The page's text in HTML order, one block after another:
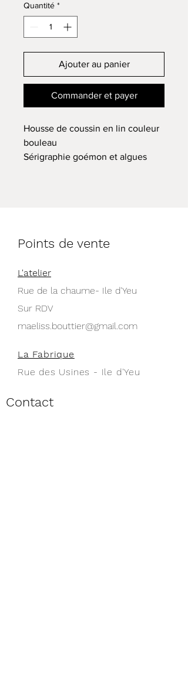
Quantité *
Ajouter au panier
Commander et payer
Housse de coussin en lin couleur
bouleau
Sérigraphie goémon et algues
55€
Points de vente
L'atelier
Rue de la chaume- Ile d'Yeu
Sur RDV
maeliss.bouttier@gmail.com
La Fabrique
Rue des Usines - Ile d'Yeu
Contact